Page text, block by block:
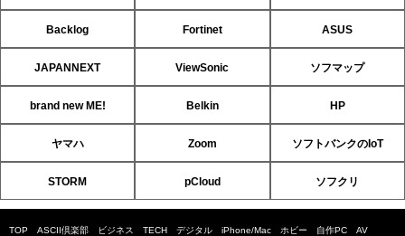
Backlog Fortinet ASUS
JAPANNEXT ViewSonic ソフマップ
brand new ME! Belkin HP
ヤマハ Zoom ソフトバンクのIoT
STORM pCloud ソフクリ
TOP ASCII倶楽部 ビジネス TECH デジタル iPhone/Mac ホビー 自作PC AV